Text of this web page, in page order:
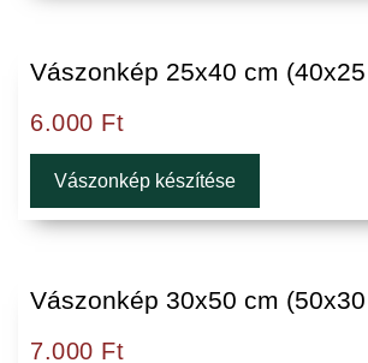
Vászonkép 25x40 cm
6.000 Ft
Vászonkép készítése
Vászonkép 30x50 cm
7.000 Ft